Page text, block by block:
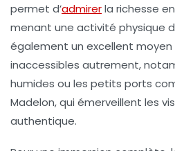
permet d’admirerla richesse
menant une activité physique
également un excellent moyen
inaccessibles autrement,
humides ou les petits ports
Madelon, qui émerveillent les
authentique.